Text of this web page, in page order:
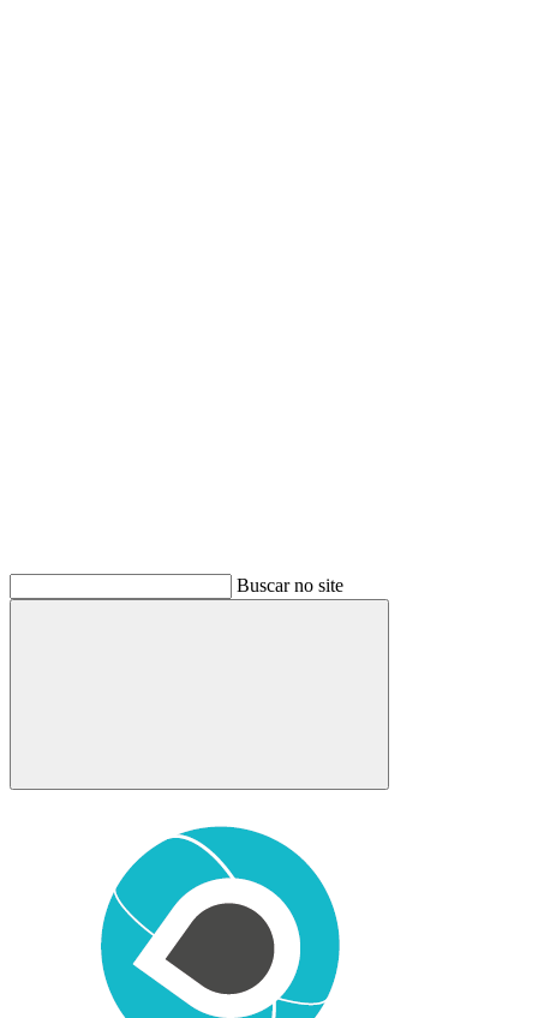
Buscar no site
Buscar